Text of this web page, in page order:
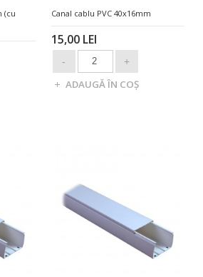
(cu
Canal cablu PVC 40x16mm
15,00 LEI